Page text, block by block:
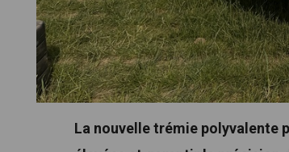
La nouvelle trémie polyvalente